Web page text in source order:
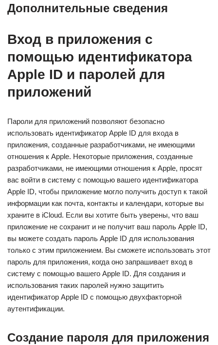
Дополнительные сведения
Вход в приложения с
помощью идентификатора
Apple ID и паролей для
приложений
Пароли для приложений позволяют безопасно
использовать идентификатор Apple ID для входа в
приложения, созданные разработчиками, не имеющими
отношения к Apple. Некоторые приложения, созданные
разработчиками, не имеющими отношения к Apple, просят
вас войти в систему с помощью вашего идентификатора
Apple ID, чтобы приложение могло получить доступ к такой
информации как почта, контакты и календари, которые вы
храните в iCloud. Если вы хотите быть уверены, что ваш
приложение не сохранит и не получит ваш пароль Apple ID,
вы можете создать пароль Apple ID для использования
только с этим приложением. Вы сможете использовать этот
пароль для приложения, когда оно запрашивает вход в
систему с помощью вашего Apple ID. Для создания и
использования таких паролей нужно защитить
идентификатор Apple ID с помощью двухфакторной
аутентификации.
Создание пароля для приложения